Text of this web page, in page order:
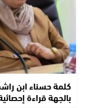
كلمة حسناء ابن
بالجهة قراءة